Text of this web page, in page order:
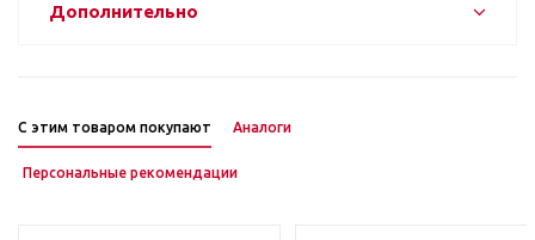
Дополнительно
С этим товаром покупают Аналоги
Персональные рекомендации